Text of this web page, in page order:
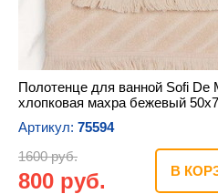
Полотенце для ванной Sofi De
хлопковая махра бежевый
Артикул: 75594
1600 руб.
800 руб. В